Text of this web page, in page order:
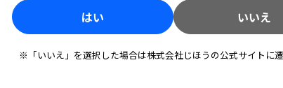
ラブル開発企業に出資
はい いいえ
※「いいえ」を選択した場合は株式会社じほうの公式サイトに遷